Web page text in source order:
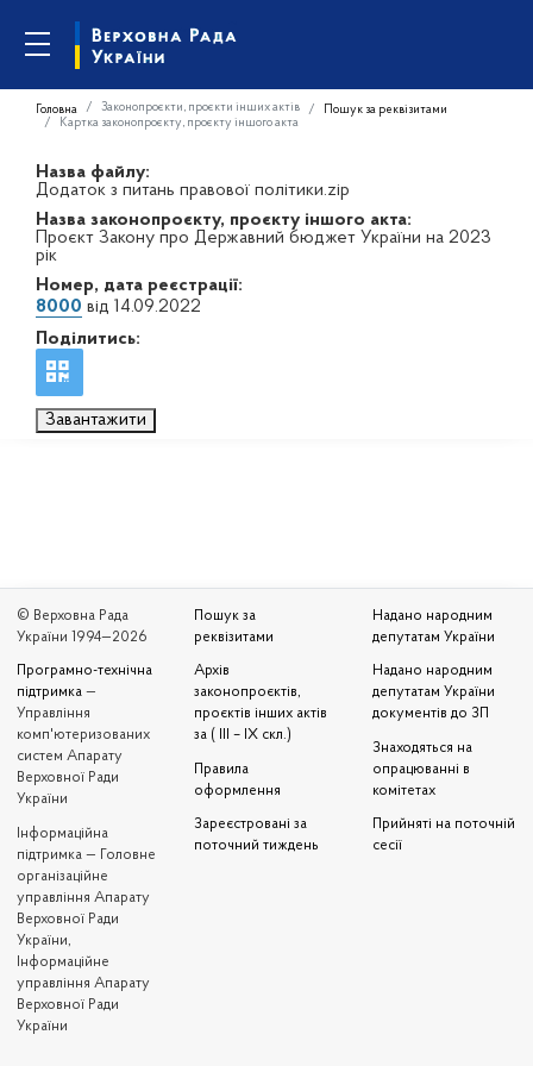
Головна Законопроєкти, проєкти інших актів
Пошук за реквізитами
Картка законопроєкту, проєкту іншого акта
Назва файлу:
Додаток з питань правової політики.zip
Назва законопроєкту, проєкту іншого акта:
Проєкт Закону про Державний бюджет України на 2023
рік
Номер, дата реєстрації:
8000 від 14.09.2022
Поділитись:
Завантажити
© Верховна Рада
України 1994—2026
Програмно-технічна
підтримка —
Управління
комп'ютеризованих
систем Апарату
Верховної Ради
України
Iнформаційна
підтримка — Головне
організаційне
управління Апарату
Верховної Ради
України,
Інформаційне
управління Апарату
Верховної Ради
України
Пошук за
реквізитами
Архів
законопроєктів,
проєктів інших актів
за ( III – IX скл.)
Правила
оформлення
Зареєстровані за
поточний тиждень
Надано народним
депутатам України
Надано народним
депутатам України
документів до ЗП
Знаходяться на
опрацюванні в
комітетах
Прийняті на поточній
сесії